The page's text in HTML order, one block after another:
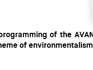
of the
of